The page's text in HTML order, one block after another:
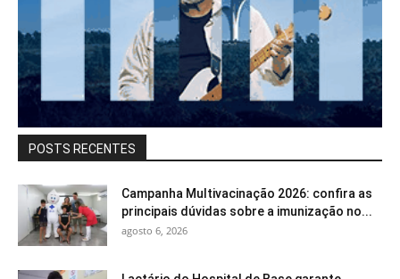
POSTS RECENTES
Campanha Multivacinação 2026: confira as
principais dúvidas sobre a imunização no...
agosto 6, 2026